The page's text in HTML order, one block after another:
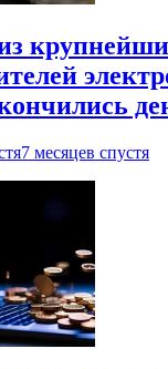
7 месяцев спустя